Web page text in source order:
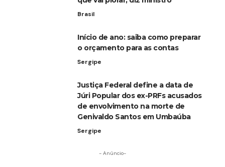
Brasil
Início de ano: saiba como preparar
o orçamento para as contas
Sergipe
Justiça Federal define a data de
Júri Popular dos ex-PRFs acusados
de envolvimento na morte de
Genivaldo Santos em Umbaúba
Sergipe
- Anúncio-